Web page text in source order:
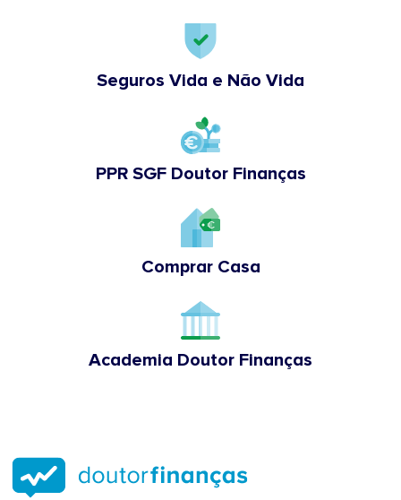
Seguros Vida e Não Vida
PPR SGF Doutor Finanças
Comprar Casa
Academia Doutor Finanças